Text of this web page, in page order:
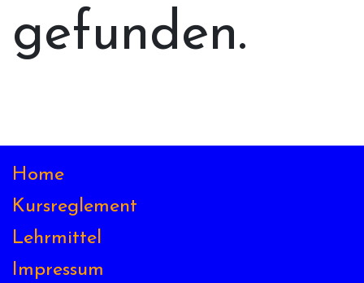
gefunden.
Home
Kursreglement
Lehrmittel
Impressum